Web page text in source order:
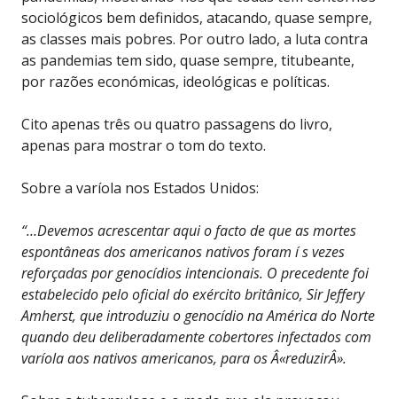
sociológicos bem definidos, atacando, quase sempre,
as classes mais pobres. Por outro lado, a luta contra
as pandemias tem sido, quase sempre, titubeante,
por razões económicas, ideológicas e políticas.
Cito apenas três ou quatro passagens do livro,
apenas para mostrar o tom do texto.
Sobre a varíola nos Estados Unidos:
“…Devemos acrescentar aqui o facto de que as mortes
espontâneas dos americanos nativos foram í s vezes
reforçadas por genocídios intencionais. O precedente foi
estabelecido pelo oficial do exército britânico, Sir Jeffery
Amherst, que introduziu o genocídio na América do Norte
quando deu deliberadamente cobertores infectados com
varíola aos nativos americanos, para os Â«reduzirÂ».